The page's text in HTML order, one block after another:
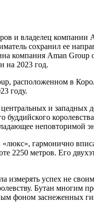
и владелец компании
сохранил ее
компания Aman Group
на 2023 год.
расположенном в
году.
и западных
буддийского
неповторимой
«люкс», гармонично
2250 метров. Его
измерять успех не
Бутан многим
фоном заснеженных